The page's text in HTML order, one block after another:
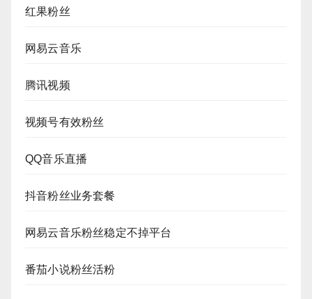
红果粉丝
网易云音乐
腾讯视频
视频号有效粉丝
QQ音乐直播
抖音粉丝业务套餐
网易云音乐粉丝稳定不掉平台
番茄小说粉丝活粉